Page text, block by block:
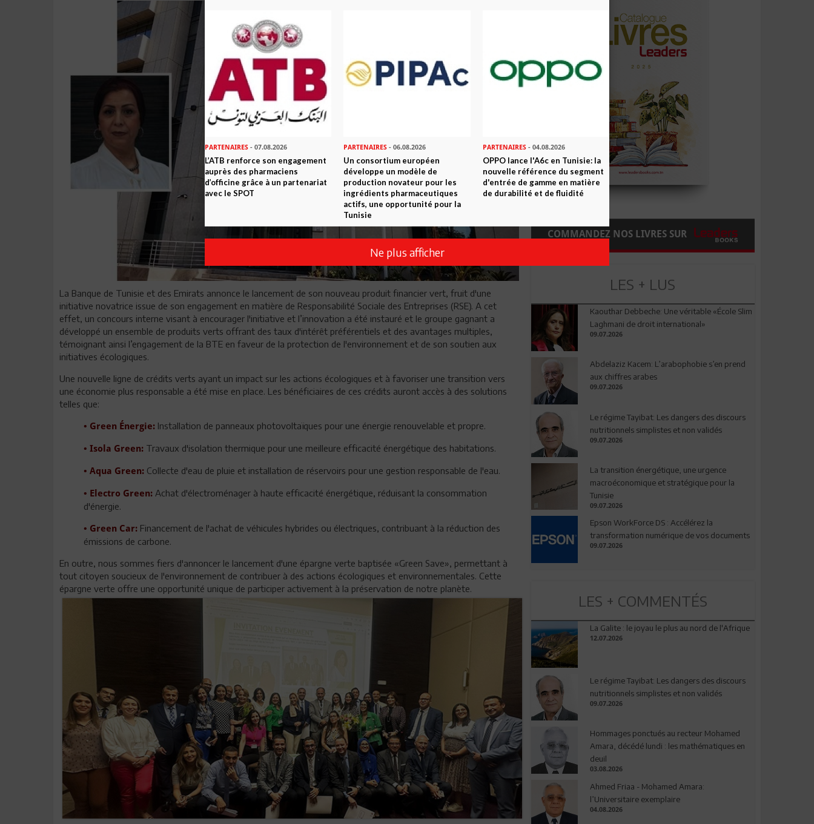
La Banque de Tunisie et des Emirats annonce le lancement de son nouveau produit financier vert, fruit d'une
initiative novatrice issue de son engagement en matière de Responsabilité Sociale des Entreprises (RSE). A cet
effet, un concours interne visant à encourager l'initiative et l’innovation a été instauré et le groupe gagnant a
développé un ensemble de produits verts offrant des taux d'intérêt préférentiels et des avantages multiples,
témoignant ainsi l’engagement de la BTE en faveur de la protection de l'environnement et de son soutien aux
initiatives écologiques.
Une nouvelle ligne de crédits verts ayant un impact sur les actions écologiques et à favoriser une transition vers
une économie plus responsable a été mise en place. Les bénéficiaires de ces crédits auront accès à des solutions
telles que:
• Green Énergie: Installation de panneaux photovoltaïques pour une énergie renouvelable et propre.
• Isola Green: Travaux d'isolation thermique pour une meilleure efficacité énergétique des habitations.
• Aqua Green: Collecte d'eau de pluie et installation de réservoirs pour une gestion responsable de l'eau.
• Electro Green: Achat d'électroménager à haute efficacité énergétique, réduisant la consommation
d'énergie.
• Green Car: Financement de l'achat de véhicules hybrides ou électriques, contribuant à la réduction des
émissions de carbone.
En outre, nous sommes fiers d'annoncer le lancement d'une épargne verte baptisée «Green Save», permettant à
tout citoyen soucieux de l'environnement de contribuer à des actions écologiques et environnementales. Cette
épargne verte offre une opportunité unique de participer activement à la préservation de notre planète.
COMMANDEZ NOS LIVRES SUR
LES + LUS
Kaouthar Debbeche: Une véritable «École Slim
Laghmani de droit international»
09.07.2026
Abdelaziz Kacem: L’arabophobie s’en prend
aux chiffres arabes
09.07.2026
Le régime Tayibat: Les dangers des discours
nutritionnels simplistes et non validés
09.07.2026
La transition énergétique, une urgence
macroéconomique et stratégique pour la
Tunisie
09.07.2026
Epson WorkForce DS : Accélérez la
transformation numérique de vos documents
09.07.2026
LES + COMMENTÉS
La Galite : le joyau le plus au nord de l'Afrique
12.07.2026
Le régime Tayibat: Les dangers des discours
nutritionnels simplistes et non validés
09.07.2026
Hommages ponctués au recteur Mohamed
Amara, décédé lundi : les mathématiques en
deuil
03.08.2026
Ahmed Friaa - Mohamed Amara:
l’Universitaire exemplaire
04.08.2026
PARTENAIRES - 07.08.2026
L’ATB renforce son engagement
auprès des pharmaciens
d’officine grâce à un partenariat
avec le SPOT
PARTENAIRES - 06.08.2026
Un consortium européen
développe un modèle de
production novateur pour les
ingrédients pharmaceutiques
actifs, une opportunité pour la
Tunisie
PARTENAIRES- 04.08.2026
OPPO lance l'A6c en Tunisie: la
nouvelle référence du segment
d'entrée de gamme en matière
de durabilité et de fluidité
Ne plus afficher